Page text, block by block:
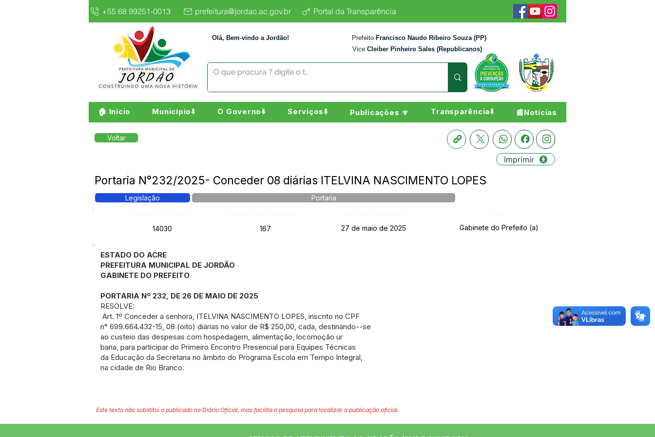
+55 68 99251-0013 prefeitura@jordao.ac.gov.br Portal da Transparência
Olá, Bem-vindo a Jordão! Prefeito Francisco Naudo Ribeiro Souza (PP)
Vice Cleiber Pinheiro Sales (Republicanos)
🏠 Início Município⬇️ O Governo⬇️ Serviços⬇️ Publicações 🔽 Transparência⬇️ 📰Notícias
Voltar
Imprimir
Portaria N°232/2025- Conceder 08 diárias ITELVINA NASCIMENTO LOPES
Legislação
Portaria
14030
167 27 de maio de 2025 Gabinete do Prefeito (a)
ESTADO DO ACRE
PREFEITURA MUNICIPAL DE JORDÃO
GABINETE DO PREFEITO
PORTARIA Nº 232, DE 26 DE MAIO DE 2025
RESOLVE:
Art. 1º Conceder a senhora, ITELVINA NASCIMENTO LOPES, inscrito no CPF
n° 699.664.432-15, 08 (oito) diárias no valor de R$ 250,00, cada, destinando--se
ao custeio das despesas com hospedagem, alimentação, locomoção ur
bana, para participar do Primeiro Encontro Presencial para Equipes Técnicas
da Educação da Secretaria no âmbito do Programa Escola em Tempo Integral,
na cidade de Rio Branco.
Este texto não substitui o publicado no Diário Oficial, mas facilita a pesquisa para localizar a publicação oficial.